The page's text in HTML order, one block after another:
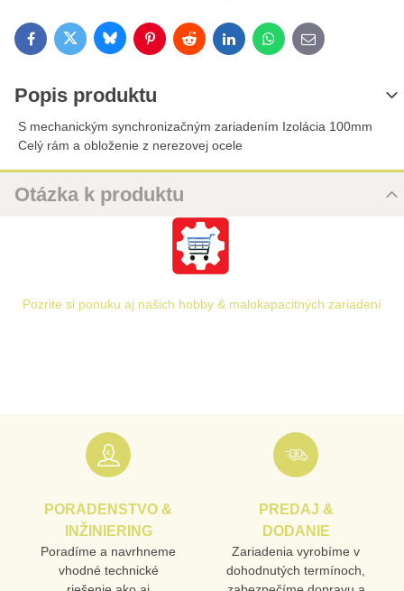
FacebookTwitterBlueskyPinterestRedditLinkedInWhatsApp
E-mail
Popis produktu
S mechanickým synchronizačným zariadením Izolácia 100mm
Celý rám a obloženie z nerezovej ocele
Otázka k produktu
Nová otázka k produktu
TELEFÓN
Pozrite si ponuku aj našich hobby & malokapacitných zariadení
PORADENSTVO &
INŽINIERING
Poradíme a navrhneme
vhodné technické
PREDAJ &
DODANIE
Zariadenia vyrobíme v
dohodnutých termínoch,